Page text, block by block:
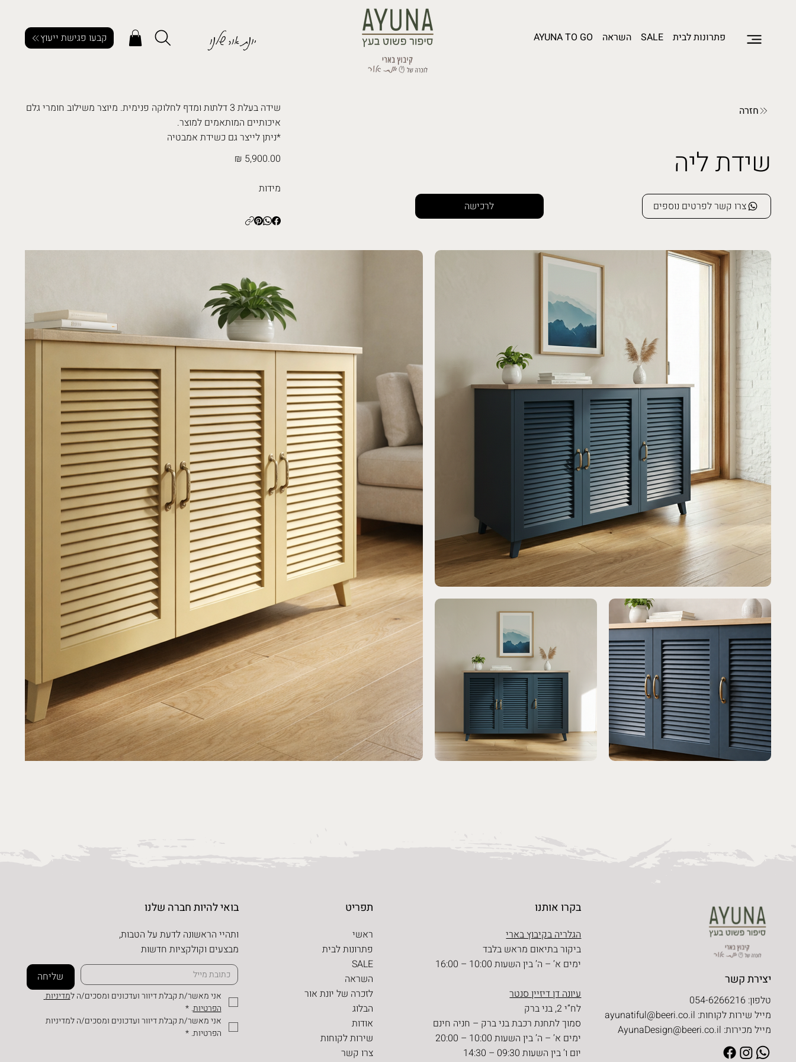
פתרונות לבית SALE השראה AYUNA TO GO יונת אור שלנו קבעו פגישת ייעוץ
חזרה
שידת ליה
לרכישה צרו קשר לפרטים נוספים
שידה בעלת 3 דלתות ומדף לחלוקה פנימית. מיוצר משילוב חומרי גלם
איכותיים המותאמים למוצר.
*ניתן לייצר גם כשידת אמבטיה
5,900.00 ₪
מידות
בקרו אותנו
הגלריה בקיבוץ בארי
ביקור בתיאום מראש בלבד
ימים א’ – ה’ בין השעות 10:00 – 16:00
עיונה דן דיזיין סנטר
לח”י 2, בני ברק
סמוך לתחנת רכבת בני ברק – חניה חינם
ימים א’ – ה’ בין השעות 10:00 – 20:00
יום ו’ בין השעות 09:30 – 14:30
תפריט
ראשי
פתרונות לבית
SALE
השראה
לזכרה של יונת אור
הבלוג
אודות
שירות לקוחות
צרו קשר
בואי להיות חברה שלנו
ותהיי הראשונה לדעת על הטבות,
מבצעים וקולקציות חדשות
שליחה
אני מאשר/ת קבלת דיוור ועדכונים ומסכים/ה ל
הפרטיות.
*
הפרטיות. *
יצירת קשר
טלפון: 054-6266216
מייל שירות לקוחות: ayunatiful@beeri.co.il
מייל מכירות: AyunaDesign@beeri.co.il